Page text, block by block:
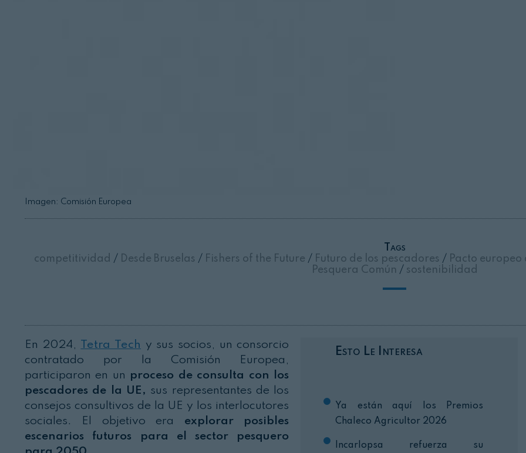
Imagen: Comisión Europea
Tags
competitividad / Desde Bruselas / Fishers of the Future / Futuro de los pescadores / Pacto europeo
Pesquera Común / sostenibilidad
Esto Le Interesa
Ya están aquí los Premios
Chaleco Agricultor 2026
Incarlopsa refuerza su
En 2024, Tetra Tech y sus socios, un consorcio
contratado por la Comisión Europea,
participaron en un proceso de consulta con los
pescadores de la UE, sus representantes de los
consejos consultivos de la UE y los interlocutores
sociales. El objetivo era explorar posibles
escenarios futuros para el sector pesquero